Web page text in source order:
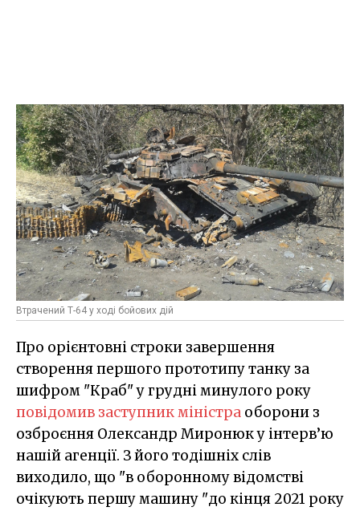
Втрачений Т-64 у ході бойових дій
Про орієнтовні строки завершення
створення першого прототипу танку за
шифром "Краб" у грудні минулого року
повідомив заступник міністра оборони з
озброєння Олександр Миронюк у інтерв’ю
нашій агенції. З його тодішніх слів
виходило, що "в оборонному відомстві
очікують першу машину "до кінця 2021 року